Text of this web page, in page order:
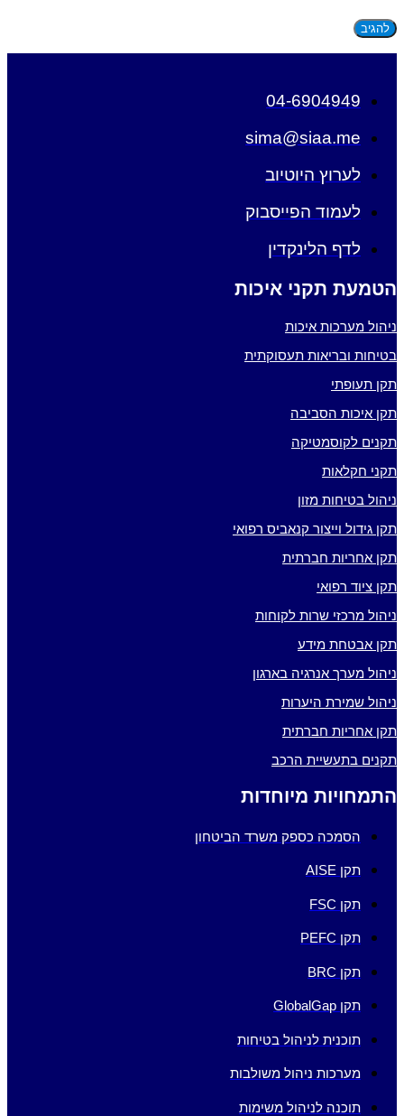
04-6904949
sima@siaa.me
לערוץ היוטיוב
לעמוד הפייסבוק
לדף הלינקדין
הטמעת תקני איכות
ניהול מערכות איכות
בטיחות ובריאות תעסוקתית
תקן תעופתי
תקן איכות הסביבה
תקנים לקוסמטיקה
תקני חקלאות
ניהול בטיחות מזון
תקן גידול וייצור קנאביס רפואי
תקן אחריות חברתית
תקן ציוד רפואי
ניהול מרכזי שרות לקוחות
תקן אבטחת מידע
ניהול מערך אנרגיה בארגון
ניהול שמירת היערות
תקן אחריות חברתית
תקנים בתעשיית הרכב
התמחויות מיוחדות
הסמכה כספק משרד הביטחון
תקן AISE
תקן FSC
תקן PEFC
תקן BRC
תקן GlobalGap
תוכנית לניהול בטיחות
מערכות ניהול משולבות
תוכנה לניהול משימות